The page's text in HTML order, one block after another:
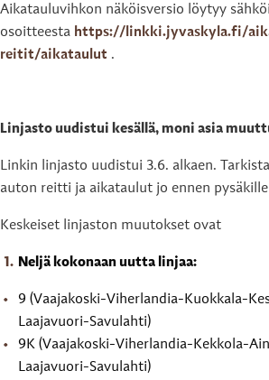
Aikatauluvihkon näköisversio löytyy
osoitteesta https://linkki.jyvaskyla.fi/
reitit/aikataulut .
Linjasto uudistui kesällä, moni asia
Linkin linjasto uudistui 3.6. alkaen.
auton reitti ja aikataulut jo ennen
Keskeiset linjaston muutokset ovat
Neljä kokonaan uutta linjaa:
9 (Vaajakoski-Viherlandia-Kuokkala-
Laajavuori-Savulahti)
9K (Vaajakoski-Viherlandia-Kekkola-
Laajavuori-Savulahti)